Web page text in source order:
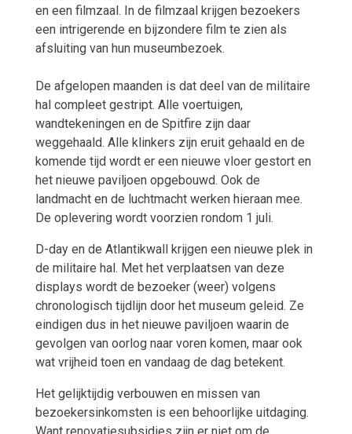
en een filmzaal. In de filmzaal krijgen bezoekers
een intrigerende en bijzondere film te zien als
afsluiting van hun museumbezoek.
De afgelopen maanden is dat deel van de militaire
hal compleet gestript. Alle voertuigen,
wandtekeningen en de Spitfire zijn daar
weggehaald. Alle klinkers zijn eruit gehaald en de
komende tijd wordt er een nieuwe vloer gestort en
het nieuwe paviljoen opgebouwd. Ook de
landmacht en de luchtmacht werken hieraan mee.
De oplevering wordt voorzien rondom 1 juli.
D-day en de Atlantikwall krijgen een nieuwe plek in
de militaire hal. Met het verplaatsen van deze
displays wordt de bezoeker (weer) volgens
chronologisch tijdlijn door het museum geleid. Ze
eindigen dus in het nieuwe paviljoen waarin de
gevolgen van oorlog naar voren komen, maar ook
wat vrijheid toen en vandaag de dag betekent.
Het gelijktijdig verbouwen en missen van
bezoekersinkomsten is een behoorlijke uitdaging.